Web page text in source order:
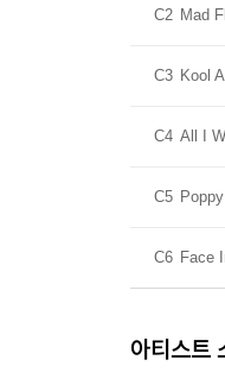
C2 Mad
C3 Kool
C4 All I
C5 Poppy
C6 Face
아티스트